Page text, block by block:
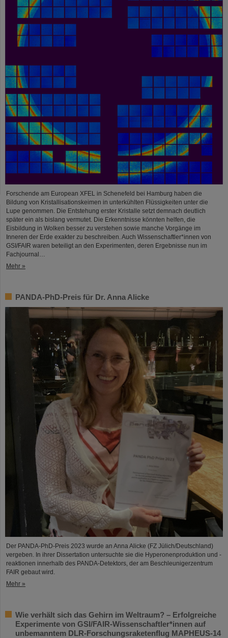
Forschende am European XFEL in Schenefeld bei Hamburg haben die
Bildung von Kristallisationskeimen in unterkühlten Flüssigkeiten unter die
Lupe genommen. Die Entstehung erster Kristalle setzt demnach deutlich
später ein als bislang vermutet. Die Erkenntnisse könnten helfen, die
Eisbildung in Wolken besser zu verstehen sowie manche Vorgänge im
Inneren der Erde exakter zu beschreiben. Auch Wissenschaftler*innen von
GSI/FAIR waren beteiligt an den Experimenten, deren Ergebnisse nun im
Fachjournal…
Mehr »
PANDA-PhD-Preis für Dr. Anna Alicke
Der PANDA-PhD-Preis 2023 wurde an Anna Alicke (FZ Jülich/Deutschland)
vergeben. In ihrer Dissertation untersuchte sie die Hyperonenproduktion und -
reaktionen innerhalb des PANDA-Detektors, der am Beschleunigerzentrum
FAIR gebaut wird.
Mehr »
Wie verhält sich das Gehirn im Weltraum? – Erfolgreiche
Experimente von GSI/FAIR-Wissenschaftler*innen auf
unbemanntem DLR-Forschungsraketenflug MAPHEUS-14